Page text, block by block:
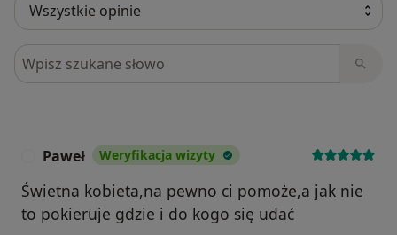
Szukaj w opiniach
Paweł Weryfikacja wizyty
Świetna kobieta,na pewno ci pomoże,a jak nie
to pokieruje gdzie i do kogo się udać